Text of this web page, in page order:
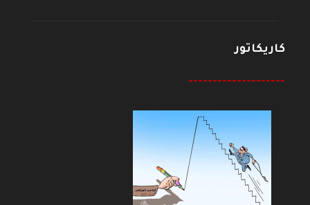
كاريكاتور
--------------------